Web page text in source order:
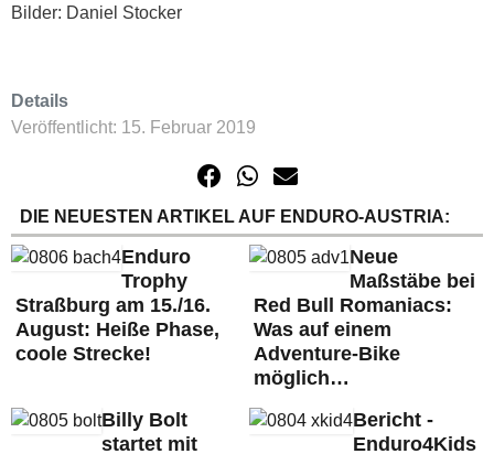
Bilder: Daniel Stocker
Details
Veröffentlicht: 15. Februar 2019
DIE NEUESTEN ARTIKEL AUF ENDURO-AUSTRIA:
Enduro
Trophy
Straßburg am 15./16.
August: Heiße Phase,
coole Strecke!
Neue
Maßstäbe bei
Red Bull Romaniacs:
Was auf einem
Adventure-Bike
möglich…
Billy Bolt
startet mit
Bericht -
Enduro4Kids